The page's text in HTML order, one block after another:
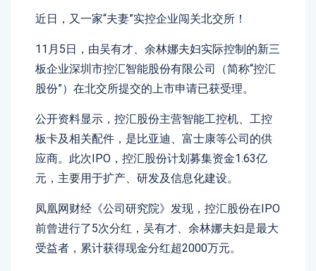
近日，又一家“夫妻”实控企业闯关北交所！
11月5日，由吴有才、余林娜夫妇实际控制的新三
板企业深圳市控汇智能股份有限公司（简称“控汇
股份”）在北交所提交的上市申请已获受理。
公开资料显示，控汇股份主营智能工控机、工控
板卡及相关配件，是比亚迪、富士康等公司的供
应商。此次IPO，控汇股份计划募集资金1.63亿
元，主要用于扩产、研发及信息化建设。
凤凰网财经《公司研究院》发现，控汇股份在IPO
前曾进行了5次分红，吴有才、余林娜夫妇是最大
受益者，累计获得现金分红超2000万元。